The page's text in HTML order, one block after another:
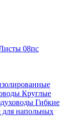
08пс
Круглые
Гибкие
для напольных